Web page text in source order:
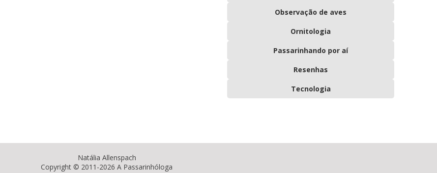
Observação de aves
Ornitologia
Passarinhando por aí
Resenhas
Tecnologia
Natália Allenspach
Copyright © 2011-2026 A Passarinhóloga